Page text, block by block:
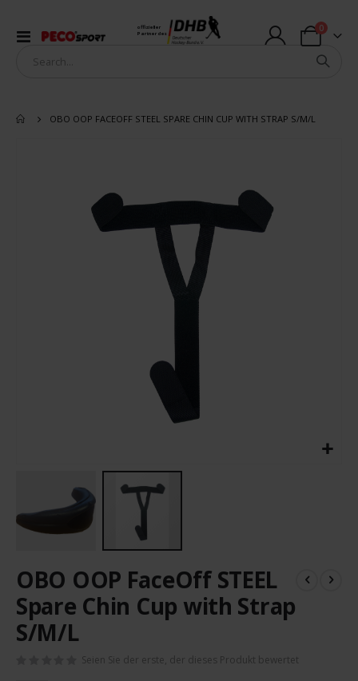
Navigation
offizieller
Partner des
Warenkorb
0Artikel
OBO OOP FACEOFF STEEL SPARE CHIN CUP WITH STRAP S/M/L
Anfang
der
Bildergalerie
springen
OBO OOP FaceOff STEEL
Spare Chin Cup with Strap
S/M/L
Seien Sie der erste, der dieses Produkt bewertet